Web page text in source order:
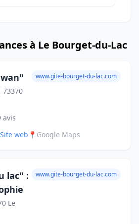
à Le Bourget-du-Lac
73370
www.gite-bourget-du-lac.com
avis
Site web 📍 Google Maps
lac" :
Le
www.gite-bourget-du-lac.com